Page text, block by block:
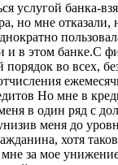
услугой банка-
но мне отказали,
и в этом банке.С
во всех,
Но мне в
в один ряд с
меня до
хотя
мне за мое